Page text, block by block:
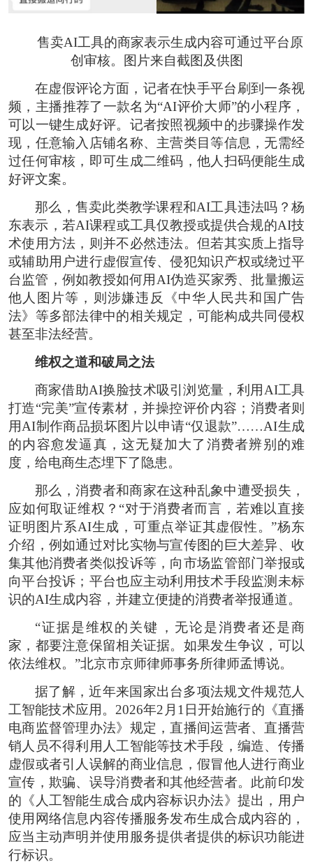
售卖AI工具的商家表示生成内容可通过平台原
创审核。图片来自截图及供图
在虚假评论方面，记者在快手平台刷到一条视
频，主播推荐了一款名为“AI评价大师”的小程序，
可以一键生成好评。记者按照视频中的步骤操作发
现，任意输入店铺名称、主营类目等信息，无需经
过任何审核，即可生成二维码，他人扫码便能生成
好评文案。
那么，售卖此类教学课程和AI工具违法吗？杨
东表示，若AI课程或工具仅教授或提供合规的AI技
术使用方法，则并不必然违法。但若其实质上指导
或辅助用户进行虚假宣传、侵犯知识产权或绕过平
台监管，例如教授如何用AI伪造买家秀、批量搬运
他人图片等，则涉嫌违反《中华人民共和国广告
法》等多部法律中的相关规定，可能构成共同侵权
甚至非法经营。
维权之道和破局之法
商家借助AI换脸技术吸引浏览量，利用AI工具
打造“完美”宣传素材，并操控评价内容；消费者则
用AI制作商品损坏图片以申请“仅退款”……AI生成
的内容愈发逼真，这无疑加大了消费者辨别的难
度，给电商生态埋下了隐患。
那么，消费者和商家在这种乱象中遭受损失，
应如何取证维权？“对于消费者而言，若难以直接
证明图片系AI生成，可重点举证其虚假性。”杨东
介绍，例如通过对比实物与宣传图的巨大差异、收
集其他消费者类似投诉等，向市场监管部门举报或
向平台投诉；平台也应主动利用技术手段监测未标
识的AI生成内容，并建立便捷的消费者举报通道。
“证据是维权的关键‌，无论是消费者还是商
家，都要注意保留相关证据。如果发生争议，可以
依法维权。”北京市京师律师事务所律师孟博说。
据了解，近年来国家出台多项法规文件规范人
工智能技术应用。2026年2月1日开始施行的《直播
电商监督管理办法》规定，直播间运营者、直播营
销人员不得利用人工智能等技术手段，编造、传播
虚假或者引人误解的商业信息，假冒他人进行商业
宣传，欺骗、误导消费者和其他经营者。此前印发
的《人工智能生成合成内容标识办法》提出，用户
使用网络信息内容传播服务发布生成合成内容的，
应当主动声明并使用服务提供者提供的标识功能进
行标识。